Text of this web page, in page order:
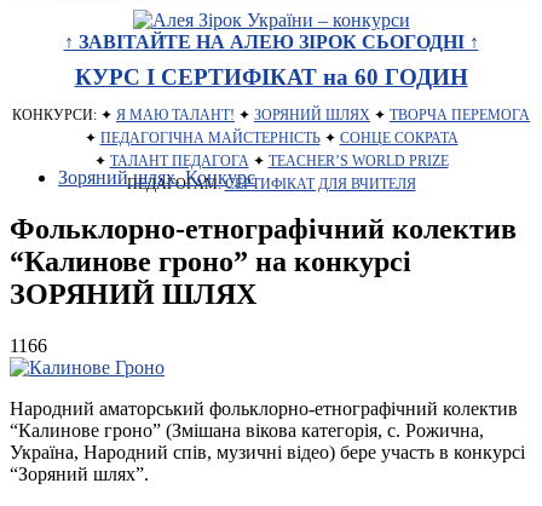
↑ ЗАВІТАЙТЕ НА АЛЕЮ ЗІРОК СЬОГОДНІ ↑
КУРС І СЕРТИФІКАТ на 60 ГОДИН
КОНКУРСИ: ✦ Я МАЮ ТАЛАНТ! ✦ ЗОРЯНИЙ ШЛЯХ ✦ ТВОРЧА ПЕРЕМОГА
✦ ПЕДАГОГІЧНА МАЙСТЕРНІСТЬ✦ СОНЦЕ СОКРАТА
✦ ТАЛАНТ ПЕДАГОГА✦ TEACHER’S WORLD PRIZE
ПЕДАГОГАМ:СЕРТИФІКАТ ДЛЯ ВЧИТЕЛЯ
Зоряний шлях. Конкурс
Фольклорно-етнографічний колектив
“Калинове гроно” на конкурсі
ЗОРЯНИЙ ШЛЯХ
1166
Народний аматорський фольклорно-етнографічний колектив
“Калинове гроно” (Змішана вікова категорія, с. Рожична,
Україна, Народний спів, музичні відео) бере участь в конкурсі
“Зоряний шлях”.